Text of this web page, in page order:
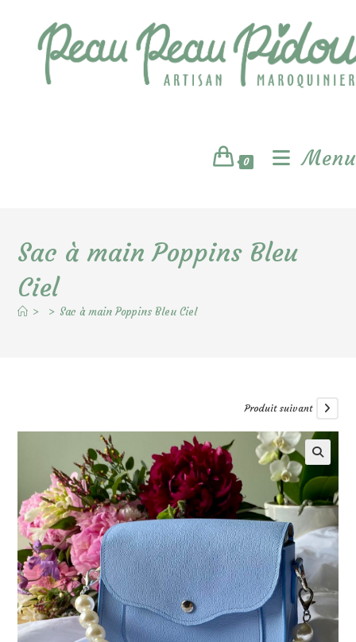
0 Menu
Sac à main Poppins Bleu
Ciel
> > Sac à main Poppins Bleu Ciel
Produit suivant
🔍